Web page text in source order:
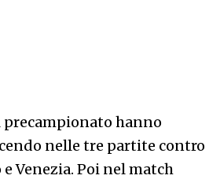
precampionato hanno
nelle tre partite contro
Venezia. Poi nel match